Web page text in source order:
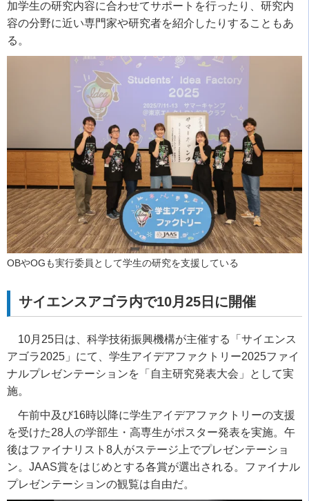
加学生の研究内容に合わせてサポートを行ったり、研究内
容の分野に近い専門家や研究者を紹介したりすることもあ
る。
OBやOGも実行委員として学生の研究を支援している
サイエンスアゴラ内で10月 25 日に開催
10月 25日は、科学技術振興機構が主催する「サイエンス
アゴラ2025 」にて、学生アイデアファクトリー2025ファイ
ナルプレゼンテーションを「自主研究発表大会」として実
施。
午前中及び16時以降に学生アイデアファクトリーの支援
を受けた28 人の学部生・高専生がポスター発表を実施。午
後はファイナリスト 8 人がステージ上でプレゼンテーショ
ン。 JAAS賞をはじめとする各賞が選出される。ファイナル
プレゼンテーションの観覧は自由だ。